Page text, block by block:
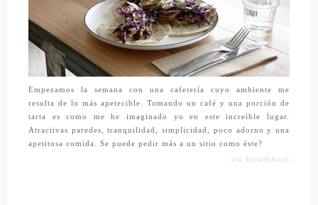
Empezamos la semana con una cafetería cuyo ambiente me
resulta de lo más apetecible. Tomando un café y una porción de
tarta es como me he imaginado yo en este increíble lugar.
Atractivas paredes, tranquilidad, simplicidad, poco adorno y una
apetitosa comida. Se puede pedir más a un sitio como éste?
vía: broadsheet